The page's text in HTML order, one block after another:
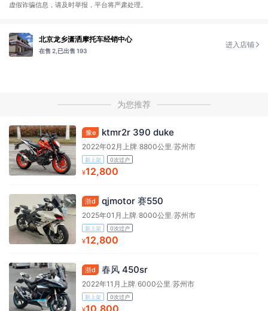
虚假诈骗信息，请及时举报，平台将严肃处理。
北京龙乡潇洒摩托车经销中心
在售 2, 已出售 193
进入店铺
为您推荐
豫e ktmr2r 390 duke
2022年02月上牌/8800公里/苏州市
新上架 0次过户
¥12,800
浙d qjmotor 赛550
2025年01月上牌/8000公里/苏州市
新上架 0次过户
¥12,800
浙d 春风 450sr
2022年11月上牌/6000公里/苏州市
新上架 0次过户